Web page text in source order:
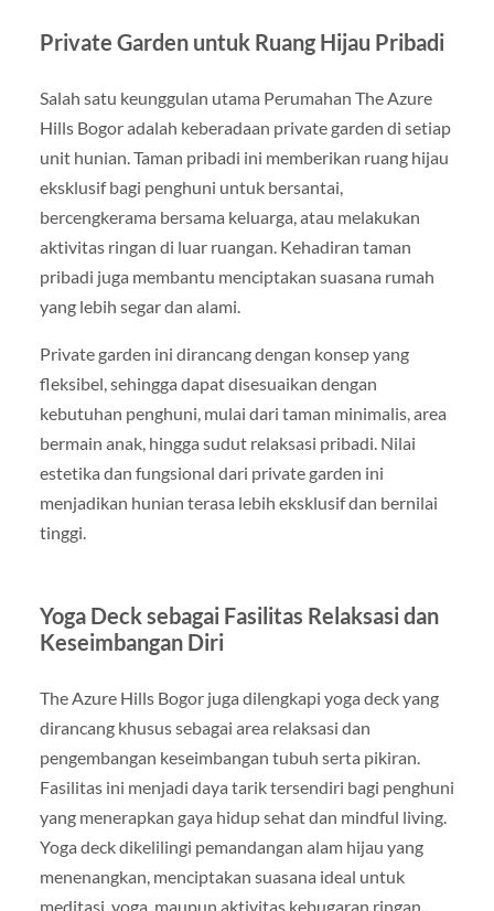
Private Garden untuk Ruang Hijau Pribadi
Salah satu keunggulan utama Perumahan The Azure
Hills Bogor adalah keberadaan private garden di setiap
unit hunian. Taman pribadi ini memberikan ruang hijau
eksklusif bagi penghuni untuk bersantai,
bercengkerama bersama keluarga, atau melakukan
aktivitas ringan di luar ruangan. Kehadiran taman
pribadi juga membantu menciptakan suasana rumah
yang lebih segar dan alami.
Private garden ini dirancang dengan konsep yang
fleksibel, sehingga dapat disesuaikan dengan
kebutuhan penghuni, mulai dari taman minimalis, area
bermain anak, hingga sudut relaksasi pribadi. Nilai
estetika dan fungsional dari private garden ini
menjadikan hunian terasa lebih eksklusif dan bernilai
tinggi.
Yoga Deck sebagai Fasilitas Relaksasi dan
Keseimbangan Diri
The Azure Hills Bogor juga dilengkapi yoga deck yang
dirancang khusus sebagai area relaksasi dan
pengembangan keseimbangan tubuh serta pikiran.
Fasilitas ini menjadi daya tarik tersendiri bagi penghuni
yang menerapkan gaya hidup sehat dan mindful living.
Yoga deck dikelilingi pemandangan alam hijau yang
menenangkan, menciptakan suasana ideal untuk
meditasi, yoga, maupun aktivitas kebugaran ringan.